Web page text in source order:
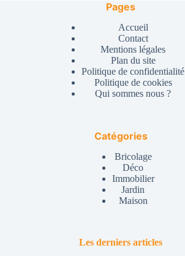
Pages
Accueil
Contact
Mentions légales
Plan du site
Politique de confidentialité
Politique de cookies
Qui sommes nous ?
Catégories
Bricolage
Déco
Immobilier
Jardin
Maison
Les derniers articles